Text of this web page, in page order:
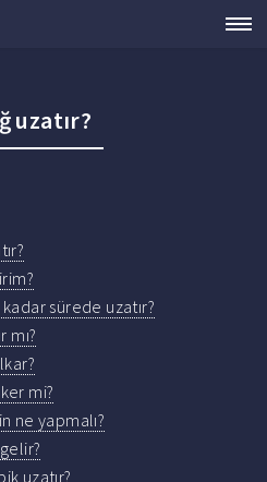
uzatır?
sürede uzatır?
mı?
mi?
ne yapmalı?
uzatır?